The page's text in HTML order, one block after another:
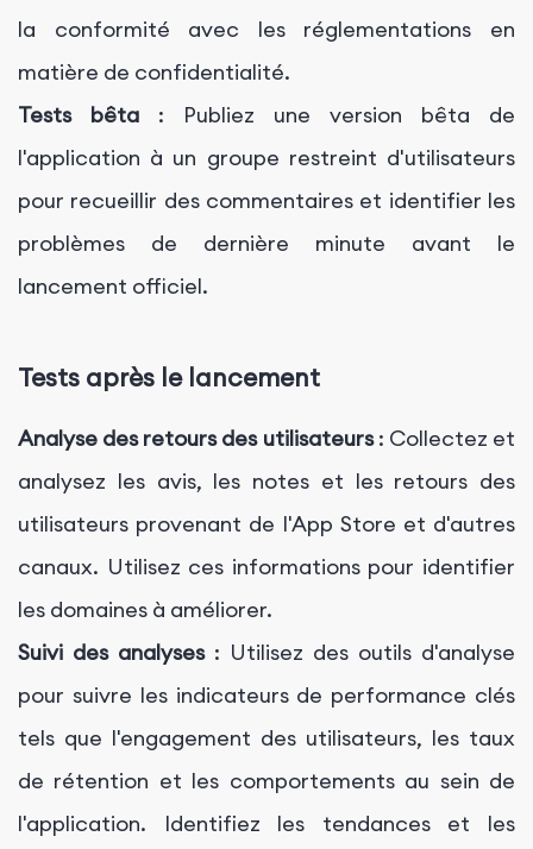
la conformité avec les réglementations en
matière de confidentialité.
Tests bêta : Publiez une version bêta de
l'application à un groupe restreint d'utilisateurs
pour recueillir des commentaires et identifier les
problèmes de dernière minute avant le
lancement officiel.
Tests après le lancement
Analyse des retours des utilisateurs: Collectez et
analysez les avis, les notes et les retours des
utilisateurs provenant de l'App Store et d'autres
canaux. Utilisez ces informations pour identifier
les domaines à améliorer.
Suivi des analyses: Utilisez des outils d'analyse
pour suivre les indicateurs de performance clés
tels que l'engagement des utilisateurs, les taux
de rétention et les comportements au sein de
l'application. Identifiez les tendances et les